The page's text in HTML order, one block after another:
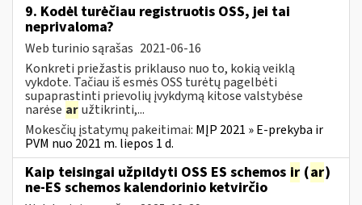
9. Kodėl turėčiau registruotis OSS, jei tai
neprivaloma?
Web turinio sąrašas 2021-06-16
Konkreti priežastis priklauso nuo to, kokią veiklą
vykdote. Tačiau iš esmės OSS turėtų pagelbėti
supaprastinti prievolių įvykdymą kitose valstybėse
narėse aružtikrinti,...
Mokesčių įstatymų pakeitimai: MĮP 2021 » E-prekyba ir
PVM nuo 2021 m. liepos 1 d.
Kaip teisingai užpildyti OSS ES schemos ir (ar)
ne-ES schemos kalendorinio ketvirčio